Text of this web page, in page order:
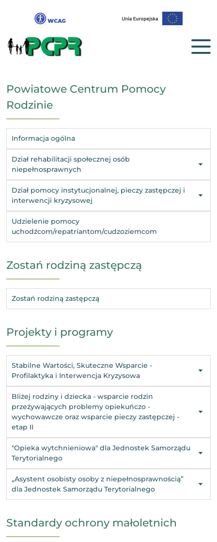
Powiatowe Centrum Pomocy
Rodzinie
Informacja ogólna
Dział rehabilitacji społecznej osób
niepełnosprawnych
Dział pomocy instytucjonalnej, pieczy zastępczej i
interwencji kryzysowej
Udzielenie pomocy
uchodźcom/repatriantom/cudzoziemcom
Zostań rodziną zastępczą
Zostań rodziną zastępczą
Projekty i programy
Stabilne Wartości, Skuteczne Wsparcie -
Profilaktyka i Interwencja Kryzysowa
Bliżej rodziny i dziecka - wsparcie rodzin
przeżywających problemy opiekuńczo -
wychowawcze oraz wsparcie pieczy zastępczej -
etap II
"Opieka wytchnieniowa" dla Jednostek Samorządu
Terytorialnego
„Asystent osobisty osoby z niepełnosprawnością”
dla Jednostek Samorządu Terytorialnego
Standardy ochrony małoletnich